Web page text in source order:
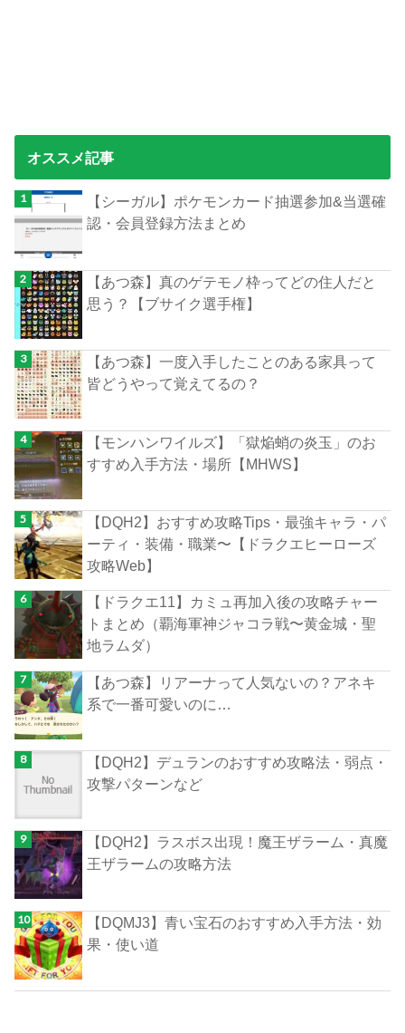
オススメ記事
【シーガル】ポケモンカード抽選参加&当選確
認・会員登録方法まとめ
【あつ森】真のゲテモノ枠ってどの住人だと
思う？【ブサイク選手権】
【あつ森】一度入手したことのある家具って
皆どうやって覚えてるの？
【モンハンワイルズ】「獄焔蛸の炎玉」のお
すすめ入手方法・場所【MHWS】
【DQH2】おすすめ攻略Tips・最強キャラ・パ
ーティ・装備・職業〜【ドラクエヒーローズ
攻略Web】
【ドラクエ11】カミュ再加入後の攻略チャー
トまとめ（覇海軍神ジャコラ戦〜黄金城・聖
地ラムダ）
【あつ森】リアーナって人気ないの？アネキ
系で一番可愛いのに…
【DQH2】デュランのおすすめ攻略法・弱点・
攻撃パターンなど
【DQH2】ラスボス出現！魔王ザラーム・真魔
王ザラームの攻略方法
【DQMJ3】青い宝石のおすすめ入手方法・効
果・使い道